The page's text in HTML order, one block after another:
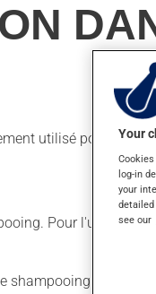
utilisé pour les
Pour l'utiliser :
shampooing et faites
Your
log-in
your
see our